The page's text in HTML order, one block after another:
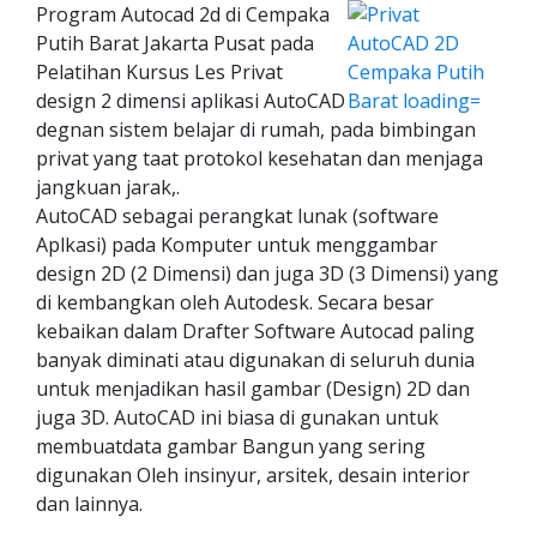
Program Autocad 2d di Cempaka
Putih Barat Jakarta Pusat pada
Pelatihan Kursus Les Privat
design 2 dimensi aplikasi AutoCAD
degnan sistem belajar di rumah, pada bimbingan
privat yang taat protokol kesehatan dan menjaga
jangkuan jarak,.
AutoCAD sebagai perangkat lunak (software
Aplkasi) pada Komputer untuk menggambar
design 2D (2 Dimensi) dan juga 3D (3 Dimensi) yang
di kembangkan oleh Autodesk. Secara besar
kebaikan dalam Drafter Software Autocad paling
banyak diminati atau digunakan di seluruh dunia
untuk menjadikan hasil gambar (Design) 2D dan
juga 3D. AutoCAD ini biasa di gunakan untuk
membuatdata gambar Bangun yang sering
digunakan Oleh insinyur, arsitek, desain interior
dan lainnya.